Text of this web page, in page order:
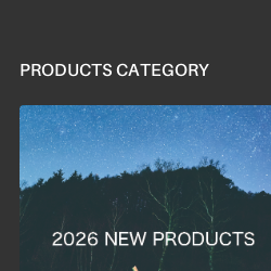
PRODUCTS CATEGORY